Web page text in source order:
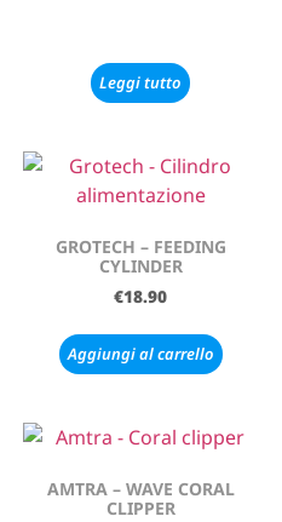
Leggi tutto
GROTECH – FEEDING
CYLINDER
€18.90
Aggiungi al carrello
AMTRA – WAVE CORAL
CLIPPER